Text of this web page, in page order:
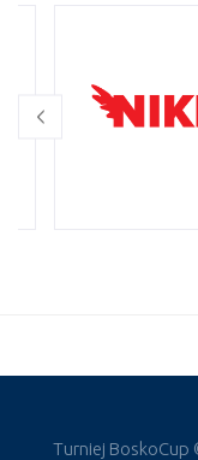
Turniej BoskoCup